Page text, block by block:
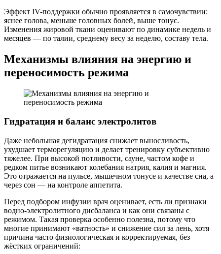
Эффект IV-поддержки обычно проявляется в самочувствии:
яснее голова, меньше головных болей, выше тонус.
Изменения жировой ткани оценивают по динамике недель и
месяцев — по талии, среднему весу за неделю, составу тела.
Механизмы влияния на энергию и
переносимость режима
Гидратация и баланс электролитов
Даже небольшая дегидратация снижает выносливость,
ухудшает терморегуляцию и делает тренировку субъективно
тяжелее. При высокой потливости, сауне, частом кофе и
редком питье возникают колебания натрия, калия и магния.
Это отражается на пульсе, мышечном тонусе и качестве сна, а
через сон — на контроле аппетита.
Перед подбором инфузии врач оценивает, есть ли признаки
водно-электролитного дисбаланса и как они связаны с
режимом. Такая проверка особенно полезна, потому что
многие принимают «ватность» и снижение сил за лень, хотя
причина часто физиологическая и корректируемая, без
жёстких ограничений: